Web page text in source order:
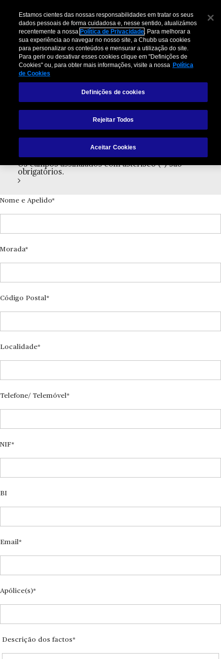
Formulário de Reclamação
de texto livre para que possa de uma forma clara
detalhar as suas questões.
Os campos assinalados com asterisco (*) são
obrigatórios.
Nome e Apelido
Morada
Código Postal
Localidade
Telefone/ Telemóvel
NIF
BI
Email
Apólice(s)
Descrição dos factos
Estamos cientes das nossas responsabilidades em tratar os seus
dados pessoais de forma cuidadosa e, nesse sentido, atualizámos
recentemente a nossa Política de Privacidade. Para melhorar a
sua experiência ao navegar no nosso site, a Chubb usa cookies
para personalizar os conteúdos e mensurar a utilização do site.
Para gerir ou desativar esses cookies clique em "Definições de
Cookies" ou, para obter mais informações, visite a nossa Política
de Cookies
Definições de cookies
Rejeitar Todos
Aceitar Cookies